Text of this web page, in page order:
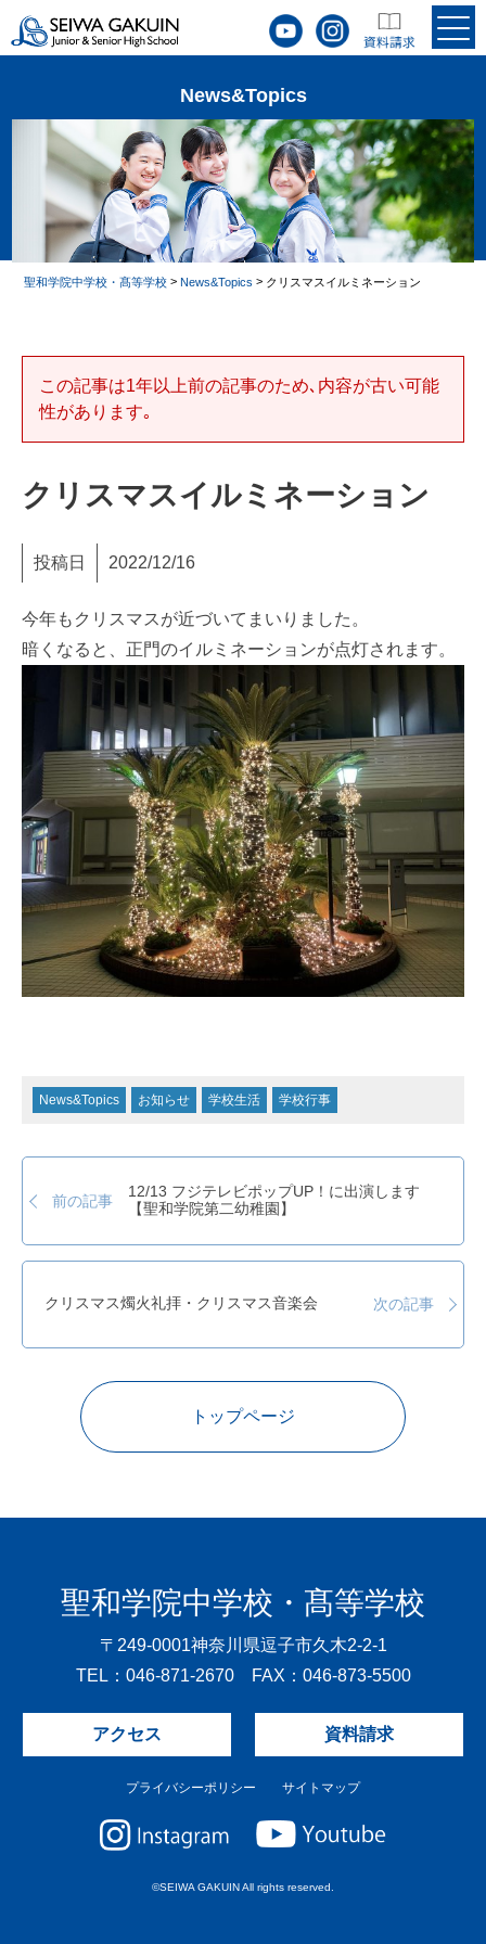
News&Topics
聖和学院中学校・髙等学校 >News&Topics > クリスマスイルミネーション
この記事は1年以上前の記事のため､内容が古い可能
性があります｡
クリスマスイルミネーション
投稿日 2022/12/16
今年もクリスマスが近づいてまいりました。
暗くなると、正門のイルミネーションが点灯されます。
News&Topics お知らせ 学校生活 学校行事
前の記事
12/13 フジテレビポップUP！に出演します
【聖和学院第二幼稚園】
クリスマス燭火礼拝・クリスマス音楽会 次の記事
トップページ
聖和学院中学校・髙等学校
〒249-0001神奈川県逗子市久木2-2-1
TEL：046-871-2670 FAX：046-873-5500
アクセス 資料請求
プライバシーポリシー サイトマップ
©SEIWA GAKUIN All rights reserved.